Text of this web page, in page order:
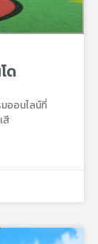
ด
ออนไลน์ที่
สี